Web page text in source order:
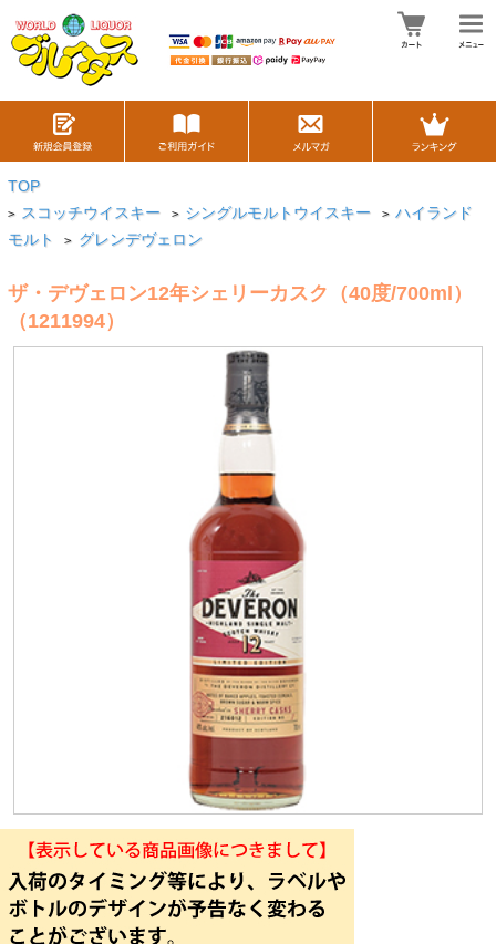
TOP
> スコッチウイスキー > シングルモルトウイスキー > ハイランド
モルト
> グレンデヴェロン
ザ・デヴェロン12年シェリーカスク（40度/700ml）
（1211994）